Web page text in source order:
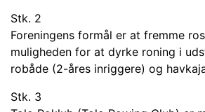
Stk. 2
Foreningens formål er at fremme
muligheden for at dyrke roning i
robåde (2-åres inriggere) og
Stk. 3